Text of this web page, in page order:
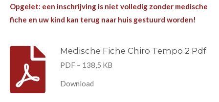
Opgelet: een inschrijving is niet volledig zonder medische
fiche en uw kind kan terug naar huis gestuurd worden!
Medische Fiche Chiro Tempo 2 Pdf
PDF – 138,5 KB
Download